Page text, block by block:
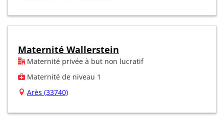
Maternité Wallerstein
Maternité privée à but non lucratif
Maternité de niveau 1
Arès (33740)